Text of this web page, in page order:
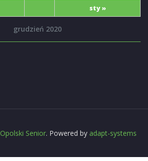
grudzień 2020
sty »
Opolski Senior. Powered by adapt-systems